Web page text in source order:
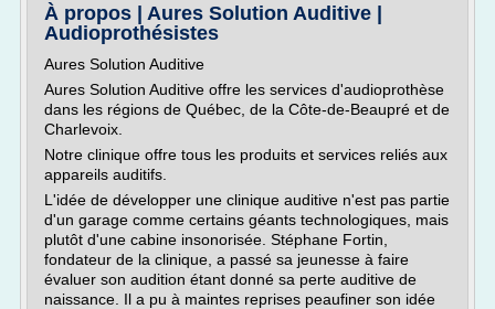
À propos | Aures Solution Auditive |
Audioprothésistes
Aures Solution Auditive
Aures Solution Auditive offre les services d'audioprothèse
dans les régions de Québec, de la Côte-de-Beaupré et de
Charlevoix.
Notre clinique offre tous les produits et services reliés aux
appareils auditifs.
L'idée de développer une clinique auditive n'est pas partie
d'un garage comme certains géants technologiques, mais
plutôt d'une cabine insonorisée. Stéphane Fortin,
fondateur de la clinique, a passé sa jeunesse à faire
évaluer son audition étant donné sa perte auditive de
naissance. Il a pu à maintes reprises peaufiner son idée